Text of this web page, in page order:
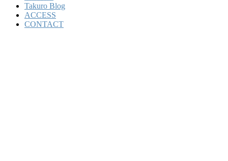
Takuro Blog
ACCESS
CONTACT